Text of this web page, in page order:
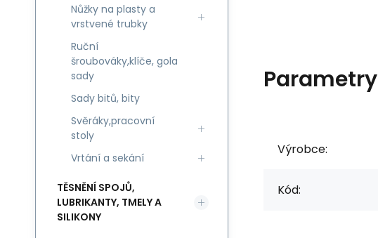
Parametry
Výrobce:
Kód:
Nůžky na plasty a
vrstvené trubky
Ruční
šroubováky,klíče, gola
sady
Sady bitů, bity
Svěráky,pracovní
stoly
Vrtání a sekání
TĚSNĚNÍ SPOJŮ,
LUBRIKANTY, TMELY A
SILIKONY